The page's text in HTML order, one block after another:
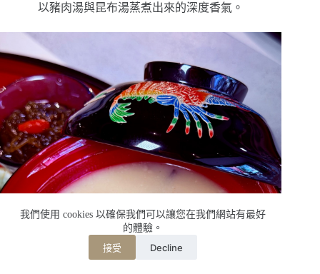
我們使用 cookies 以確保我們可以讓您在我們網站有最好
的體驗。
接受 Decline
以豬肉湯與昆布湯蒸煮出來的深度香氣。